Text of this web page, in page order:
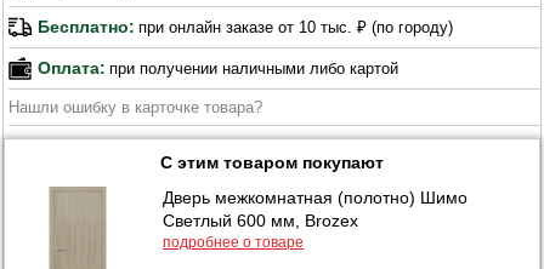
Бесплатно: при онлайн заказе от 10 тыс. ₽ (по городу)
Оплата: при получении наличными либо картой
Нашли ошибку в карточке товара?
С этим товаром покупают
Дверь межкомнатная (полотно) Шимо
Светлый 600 мм, Brozex
подробнее о товаре